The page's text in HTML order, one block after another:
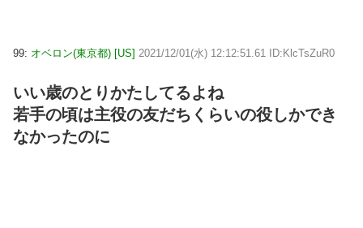
99: オベロン(東京都) [US] 2021/12/01(水) 12:12:51.61 ID:KlcTsZuR0
いい歳のとりかたしてるよね
若手の頃は主役の友だちくらいの役しかでき
なかったのに